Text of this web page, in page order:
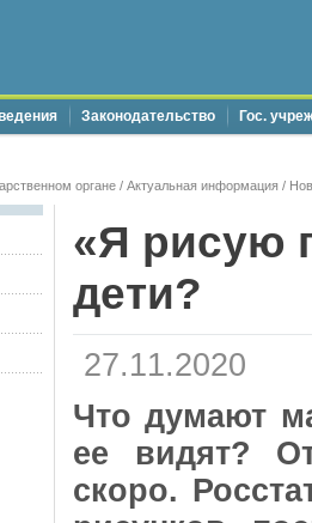
Законодательство Гос.
органе / Актуальная информация /
«Я рисую
дети?
27.11.2020
Что думают
ее видят?
скоро.